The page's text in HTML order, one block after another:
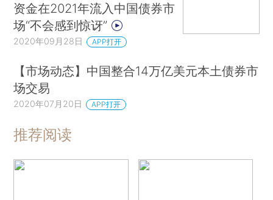
资金在2021年流入中国债券市
场“不会感到惊讶”
2020年09月28日 APP打开
【市场动态】中国整合14万亿美元本土债券市
场交易
2020年07月20日 APP打开
推荐阅读